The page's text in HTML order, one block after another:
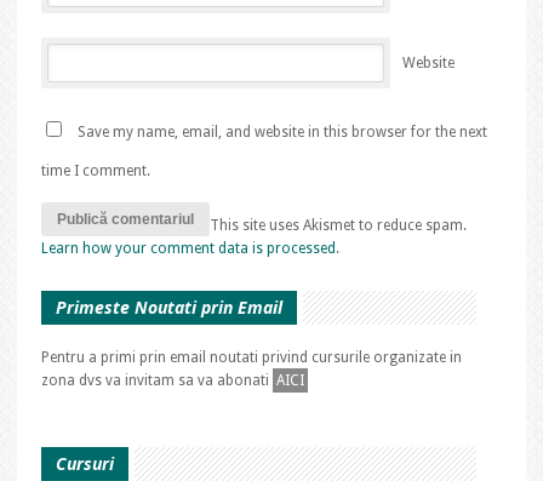
Website
Save my name, email, and website in this browser for the next
time I comment.
This site uses Akismet to reduce spam.
Learn how your comment data is processed .
Primeste Noutati prin Email
Pentru a primi prin email noutati privind cursurile organizate in
zona dvs va invitam sa va abonati AICI
Cursuri